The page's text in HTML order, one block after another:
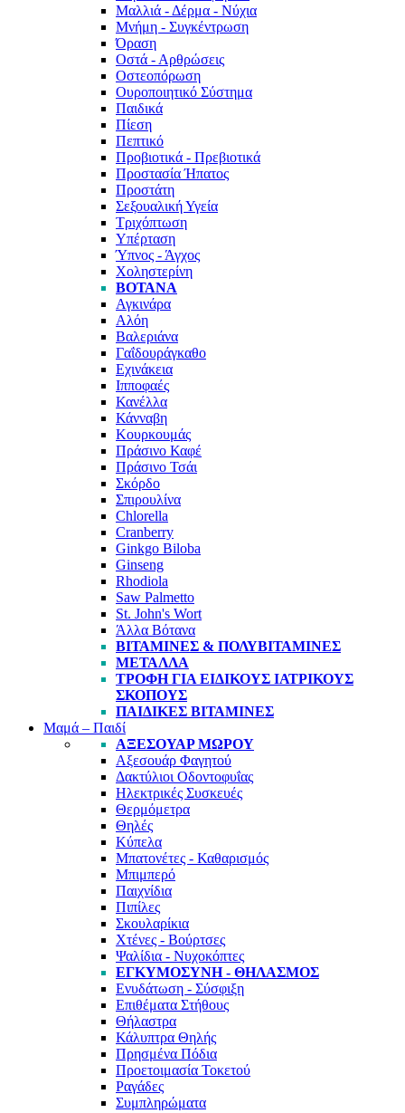
Μαλλιά - Δέρμα - Νύχια
Μνήμη - Συγκέντρωση
Όραση
Οστά - Αρθρώσεις
Οστεοπόρωση
Ουροποιητικό Σύστημα
Παιδικά
Πίεση
Πεπτικό
Προβιοτικά - Πρεβιοτικά
Προστασία Ήπατος
Προστάτη
Σεξουαλική Υγεία
Τριχόπτωση
Υπέρταση
Ύπνος - Άγχος
Χοληστερίνη
ΒΌΤΑΝΑ
Αγκινάρα
Αλόη
Βαλεριάνα
Γαΐδουράγκαθο
Εχινάκεια
Ιπποφαές
Κανέλλα
Κάνναβη
Κουρκουμάς
Πράσινο Καφέ
Πράσινο Τσάι
Σκόρδο
Σπιρουλίνα
Chlorella
Cranberry
Ginkgo Biloba
Ginseng
Rhodiola
Saw Palmetto
St. John's Wort
Άλλα Βότανα
ΒΙΤΑΜΊΝΕΣ & ΠΟΛΥΒΙΤΑΜΊΝΕΣ
ΜΈΤΑΛΛΑ
ΤΡΟΦΉ ΓΙΑ ΕΙΔΙΚΟΎΣ ΙΑΤΡΙΚΟΎΣ
ΣΚΟΠΟΎΣ
ΠΑΙΔΙΚΈΣ ΒΙΤΑΜΊΝΕΣ
Μαμά – Παιδί
ΑΞΕΣΟΥΆΡ ΜΩΡΟΎ
Αξεσουάρ Φαγητού
Δακτύλιοι Οδοντοφυΐας
Ηλεκτρικές Συσκευές
Θερμόμετρα
Θηλές
Κύπελα
Μπατονέτες - Καθαρισμός
Μπιμπερό
Παιχνίδια
Πιπίλες
Σκουλαρίκια
Χτένες - Βούρτσες
Ψαλίδια - Νυχοκόπτες
ΕΓΚΥΜΟΣΎΝΗ - ΘΗΛΑΣΜΌΣ
Ενυδάτωση - Σύσφιξη
Επιθέματα Στήθους
Θήλαστρα
Κάλυπτρα Θηλής
Πρησμένα Πόδια
Προετοιμασία Τοκετού
Ραγάδες
Συμπληρώματα